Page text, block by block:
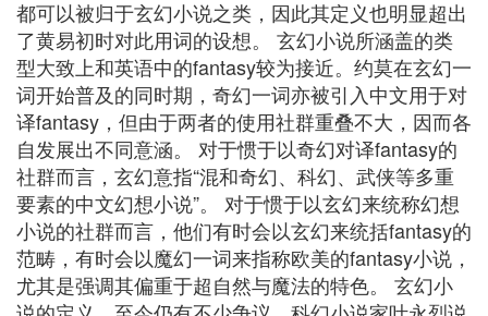
都可以被归于玄幻小说之类，因此其定义也明显超出
了黄易初时对此用词的设想。 玄幻小说所涵盖的类
型大致上和英语中的fantasy较为接近。约莫在玄幻一
词开始普及的同时期，奇幻一词亦被引入中文用于对
译fantasy，但由于两者的使用社群重叠不大，因而各
自发展出不同意涵。 对于惯于以奇幻对译fantasy的
社群而言，玄幻意指“混和奇幻、科幻、武侠等多重
要素的中文幻想小说”。 对于惯于以玄幻来统称幻想
小说的社群而言，他们有时会以玄幻来统括fantasy的
范畴，有时会以魔幻一词来指称欧美的fantasy小说，
尤其是强调其偏重于超自然与魔法的特色。 玄幻小